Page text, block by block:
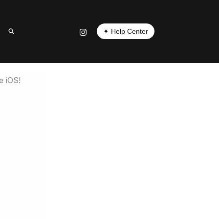
✦ Help Center